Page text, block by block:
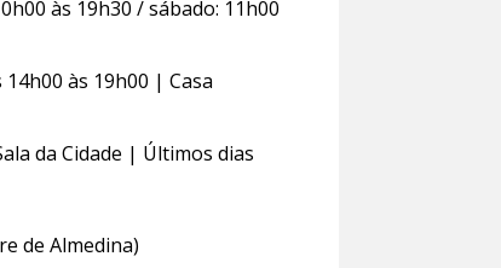
às 19h30 / sábado: 11h00
14h00 às 19h00 | Casa
da Cidade | Últimos dias
de Almedina)